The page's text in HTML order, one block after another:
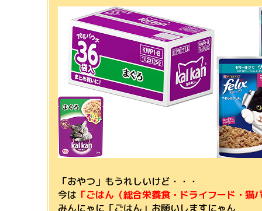
「おやつ」もうれしいけど・・・
今は 「ごはん（総合栄養食・ドライフード・猫
みんにゃに「ごはん」お願いしますにゃん